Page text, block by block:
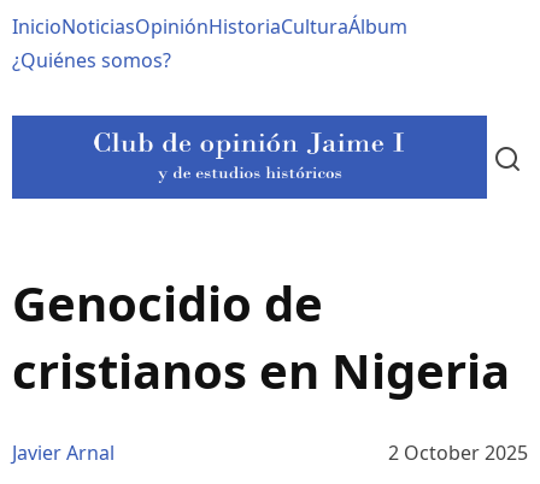
al
contenido
Navegación
principal
InicioNoticiasOpiniónHistoriaCulturaÁlbum
¿Quiénes somos?
Genocidio de
cristianos en Nigeria
Javier Arnal 2 October 2025